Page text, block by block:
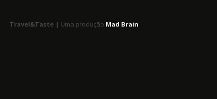
Travel&Taste | Uma produção Mad Brain